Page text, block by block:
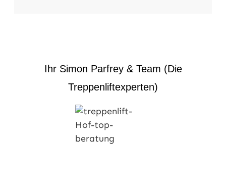
Ihr Simon Parfrey & Team (Die
Treppenliftexperten)